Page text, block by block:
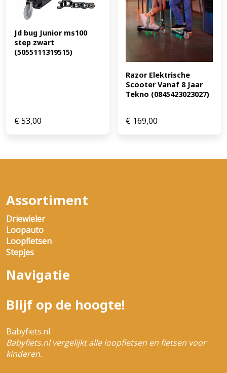
Jd bug Junior ms100
step zwart
(5055111319515)
€53,00
Razor Elektrische
Scooter Vanaf 8 Jaar
Tekno (0845423023027)
€ 169,00
Assortiment
Driewieler
Loopauto
Loopfietsen
Stepjes
Navigatie
Blijf op de hoogte!
Babyfiets.nl
Babyfiets.nl vergelijkt alle loopfietsen en fietsen voor
kinderen.